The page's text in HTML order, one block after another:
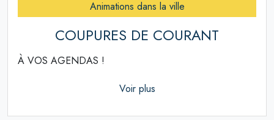
Animations dans la ville
COUPURES DE COURANT
À VOS AGENDAS !
Voir plus